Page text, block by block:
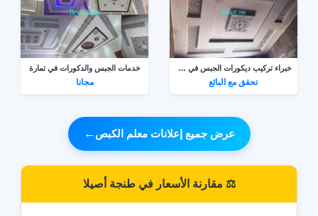
خبراء تركيب ديكورات الجبس في سلا 0666158156
تحقق مع البائع
خدمات الجبس والدكورات في تمارة
مجانا
عرض جميع إعلانات معلم الكبص ←
⚖️ مقارنة الأسعار في طنجة أصيلا